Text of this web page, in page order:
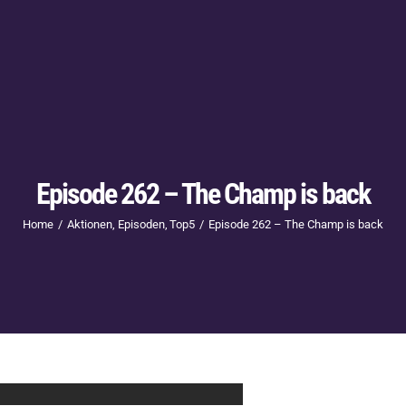
Episode 262 – The Champ is back
Home Aktionen Episoden Top5 Episode 262 – The Champ is back